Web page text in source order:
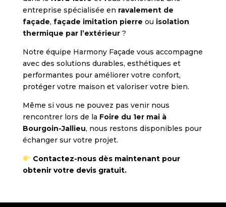
entreprise spécialisée en ravalement de
façade, façade imitation pierre ou isolation
thermique par l’extérieur?
Notre équipe Harmony Façade vous accompagne
avec des solutions durables, esthétiques et
performantes pour améliorer votre confort,
protéger votre maison et valoriser votre bien.
Même si vous ne pouvez pas venir nous
rencontrer lors de la Foire du 1er mai à
Bourgoin-Jallieu, nous restons disponibles pour
échanger sur votre projet.
Contactez-nous dès maintenant pour
obtenir votre devis gratuit.